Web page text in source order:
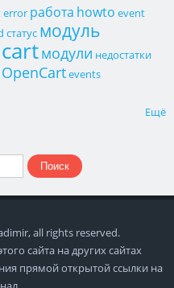
error работа howto event
статус модуль
модули недостатки
events
Ещё
all rights reserved.
сайта на других сайтах
прямой открытой ссылки на